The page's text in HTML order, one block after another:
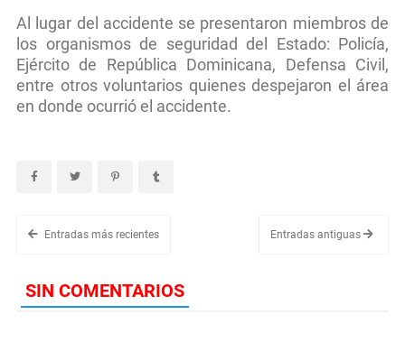
Al lugar del accidente se presentaron miembros de
los organismos de seguridad del Estado: Policía,
Ejército de República Dominicana, Defensa Civil,
entre otros voluntarios quienes despejaron el área
en donde ocurrió el accidente.
Entradas más recientes Entradas antiguas
SIN COMENTARIOS